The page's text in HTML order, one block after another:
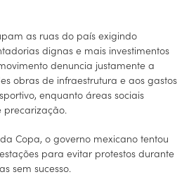
as ruas do país exigindo
dignas e mais investimentos
denuncia justamente a
obras de infraestrutura e aos gastos
enquanto áreas sociais
precarização.
Copa, o governo mexicano tentou
para evitar protestos durante
sem sucesso.